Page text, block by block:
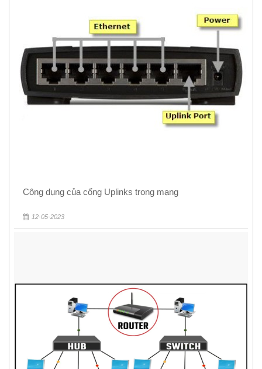
Công dụng của cổng Uplinks trong mạng
12-05-2023